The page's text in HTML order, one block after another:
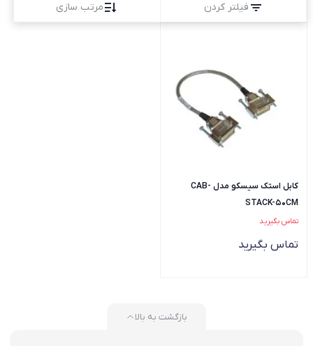
فیلتر کردن مرتب سازی
کابل استک سیسکو مدل CAB-
STACK-50CM
تماس بگیرید
تماس بگیرید
بازگشت به بالا